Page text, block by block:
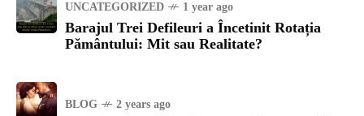
UNCATEGORIZED 1 year ago
Barajul Trei Defileuri a Încetinit Rotația
Pământului: Mit sau Realitate?
BLOG 2 years ago